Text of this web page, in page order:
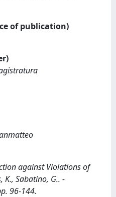
of publication)
against Violations of
K., Sabatino, G.. -
96-144.